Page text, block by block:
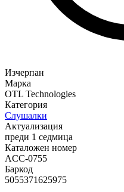
Изчерпан
Марка
OTL Technologies
Категория
Слушалки
Актуализация
преди 1 седмица
Каталожен номер
ACC-0755
Баркод
5055371625975